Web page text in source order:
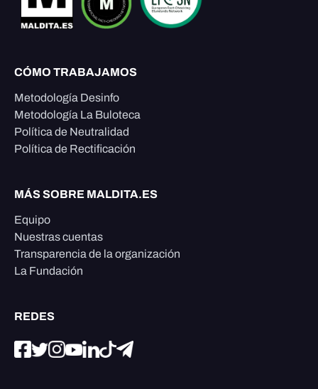
CÓMO TRABAJAMOS
Metodología Desinfo
Metodología La Buloteca
Política de Neutralidad
Política de Rectificación
MÁS SOBRE MALDITA.ES
Equipo
Nuestras cuentas
Transparencia de la organización
La Fundación
REDES